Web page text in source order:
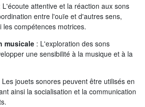
L'écoute attentive et la réaction aux sons
entre l'ouïe et d'autres sens,
les compétences motrices.
musicale : L'exploration des sons
une sensibilité à la musique et à la
Les jouets sonores peuvent être utilisés en
ainsi la socialisation et la communication